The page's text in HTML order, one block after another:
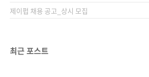
제이펍 채용 공고_상시 모집
최근 포스트